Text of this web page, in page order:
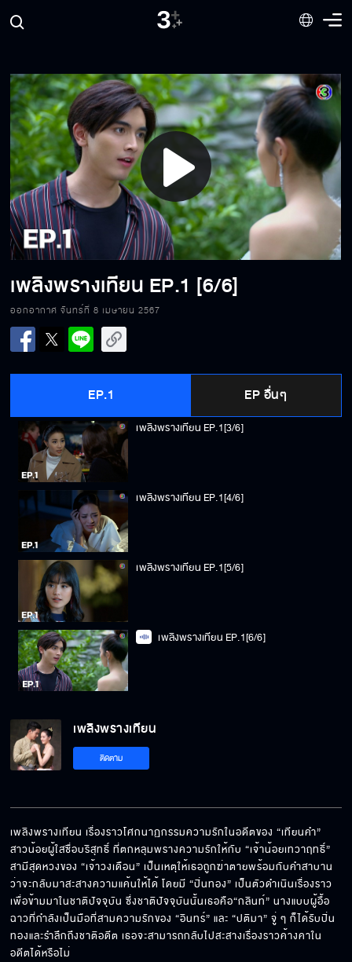
Play
Video
เพลิงพรางเทียน EP.1 [6/6]
ออกอากาศ จันทร์ที่ 8 เมษายน 2567
EP.1 EP อื่นๆ
เพลิงพรางเทียน EP.1[1/6]
เพลิงพรางเทียน EP.1[3/6]
เพลิงพรางเทียน EP.1[4/6]
เพลิงพรางเทียน EP.1[5/6]
เพลิงพรางเทียน EP.1[6/6]
เพลิงพรางเทียน
ติดตาม
เพลิงพรางเทียน เรื่องราวโศกนาฏกรรมความรักในอดีตของ “เทียนคำ”
สาวน้อยผู้ใสซื่อบริสุทธิ์ ที่ตกหลุมพรางความรักให้กับ “เจ้าน้อยเทวาฤทธิ์”
สามีสุดหวงของ “เจ้าวงเดือน” เป็นเหตุให้เธอถูกฆ่าตายพร้อมกับคำสาบาน
ว่าจะกลับมาสะสางความแค้นให้ได้ โดยมี “ปิ่นทอง” เป็นตัวดำเนินเรื่องราว
เพื่อข้ามมาในชาติปัจจุบัน ซึ่งชาติปัจจุบันนั้นเธอคือ“กลินท์” นางแบบผู้อื้อ
ฉาวที่กำลังเป็นมือที่สามความรักของ “อินทร์” และ “ปติมา” จู่ ๆ ก็ได้รับปิ่น
ทองและรำลึกถึงชาติอดีต เธอจะสามารถกลับไปสะสางเรื่องราวค้างคาใน
อดีตได้หรือไม่